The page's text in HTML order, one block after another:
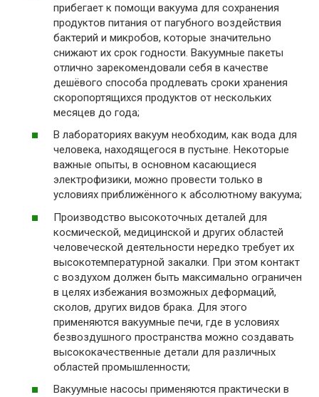
прибегает к помощи вакуума для сохранения
продуктов питания от пагубного воздействия
бактерий и микробов, которые значительно
снижают их срок годности. Вакуумные пакеты
отлично зарекомендовали себя в качестве
дешёвого способа продлевать сроки хранения
скоропортящихся продуктов от нескольких
месяцев до года;
В лабораториях вакуум необходим, как вода для
человека, находящегося в пустыне. Некоторые
важные опыты, в основном касающиеся
электрофизики, можно провести только в
условиях приближённого к абсолютному вакуума;
Производство высокоточных деталей для
космической, медицинской и других областей
человеческой деятельности нередко требует их
высокотемпературной закалки. При этом контакт
с воздухом должен быть максимально ограничен
в целях избежания возможных деформаций,
сколов, других видов брака. Для этого
применяются вакуумные печи, где в условиях
безвоздушного пространства можно создавать
высококачественные детали для различных
областей промышленности;
Вакуумные насосы применяются практически в